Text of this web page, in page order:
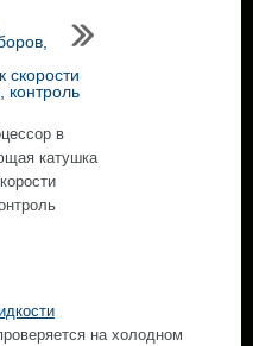
скорости
контроль
в
катушка
на холодном